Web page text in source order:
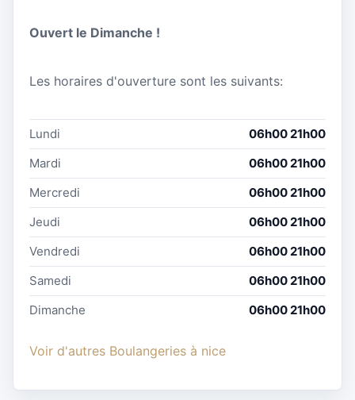
Ouvert le Dimanche !
Les horaires d'ouverture sont les suivants:
Lundi
06h00 21h00
Mardi
06h00 21h00
Mercredi
06h00 21h00
Jeudi
06h00 21h00
Vendredi
06h00 21h00
Samedi
06h00 21h00
Dimanche
06h00 21h00
Voir d'autres Boulangeries à nice